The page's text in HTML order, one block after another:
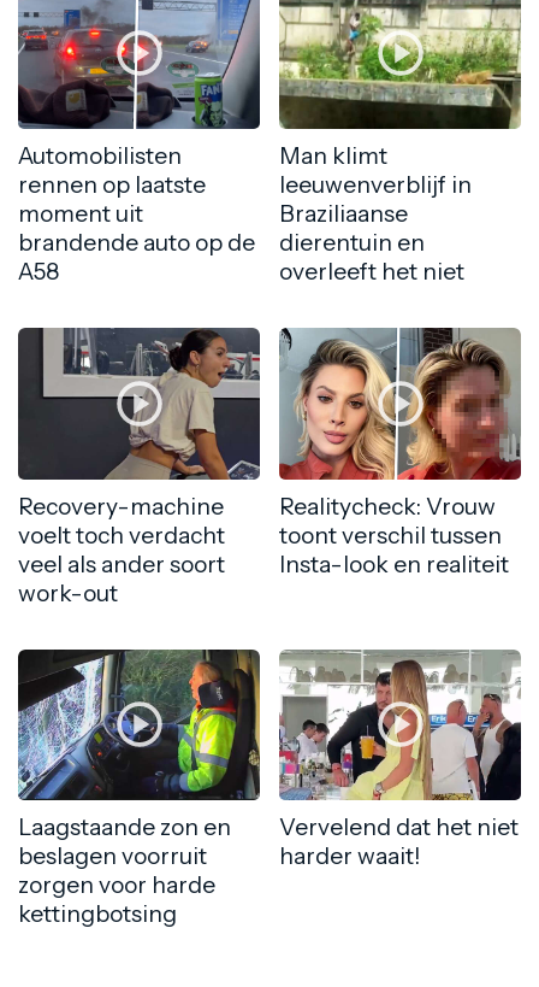
Automobilisten
rennen op laatste
moment uit
brandende auto op de
A58
Man klimt
leeuwenverblijf in
Braziliaanse
dierentuin en
overleeft het niet
Recovery-machine
voelt toch verdacht
veel als ander soort
work-out
Realitycheck: Vrouw
toont verschil tussen
Insta-look en realiteit
Laagstaande zon en
beslagen voorruit
zorgen voor harde
kettingbotsing
Vervelend dat het niet
harder waait!